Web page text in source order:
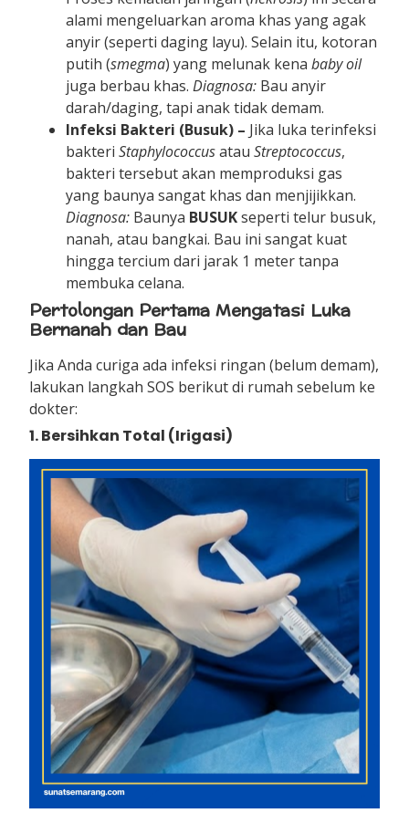
alami mengeluarkan aroma khas yang agak
anyir (seperti daging layu). Selain itu, kotoran
putih (smegma) yang melunak kenababy oil
juga berbau khas.Diagnosa: Bau anyir
darah/daging, tapi anak tidak demam.
Infeksi Bakteri (Busuk) – Jika luka terinfeksi
bakteriStaphylococcusatauStreptococcus,
bakteri tersebut akan memproduksi gas
yang baunya sangat khas dan menjijikkan.
Diagnosa: Baunya BUSUKseperti telur busuk,
nanah, atau bangkai. Bau ini sangat kuat
hingga tercium dari jarak 1 meter tanpa
membuka celana.
Pertolongan Pertama Mengatasi Luka
Bernanah dan Bau
Jika Anda curiga ada infeksi ringan (belum demam),
lakukan langkah SOS berikut di rumah sebelum ke
dokter:
1. Bersihkan Total (Irigasi)